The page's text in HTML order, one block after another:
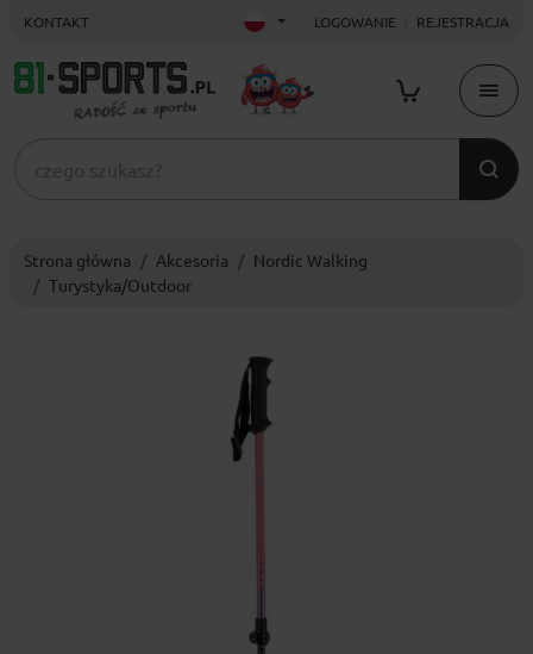
KONTAKT LOGOWANIE REJESTRACJA
Strona główna Akcesoria
Nordic Walking
Turystyka/Outdoor